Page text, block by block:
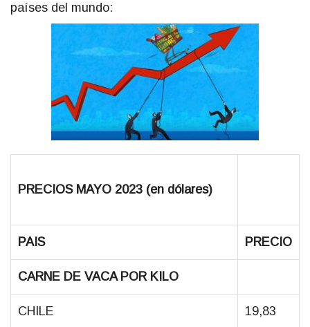
países del mundo:
PRECIOS MAYO 2023 (en dólares)
PAIS PRECIO
CARNE DE VACA POR KILO
CHILE 19,83